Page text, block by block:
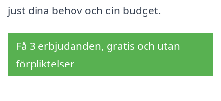
just dina behov och din budget.
Få 3 erbjudanden, gratis och utan
förpliktelser